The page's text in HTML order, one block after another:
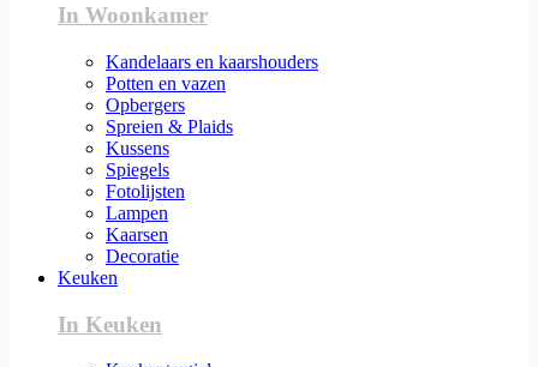
In Woonkamer
Kandelaars en kaarshouders
Potten en vazen
Opbergers
Spreien & Plaids
Kussens
Spiegels
Fotolijsten
Lampen
Kaarsen
Decoratie
Keuken
In Keuken